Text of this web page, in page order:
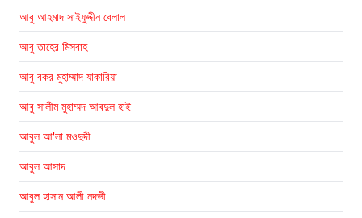
আবু আহমাদ সাইফুদ্দীন বেলাল
আবু তাহের মিসবাহ
আবু বকর মুহাম্মাদ যাকারিয়া
আবু সালীম মুহাম্মদ আবদুল হাই
আবুল আ'লা মওদুদী
আবুল আসাদ
আবুল হাসান আলী নদভী